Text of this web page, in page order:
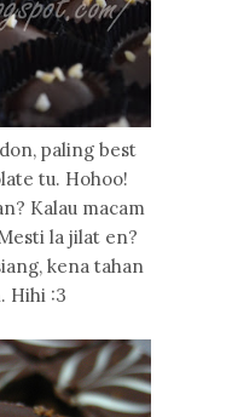
paling best
tu. Hohoo!
Kalau macam
la jilat en?
kena tahan
Hihi :3